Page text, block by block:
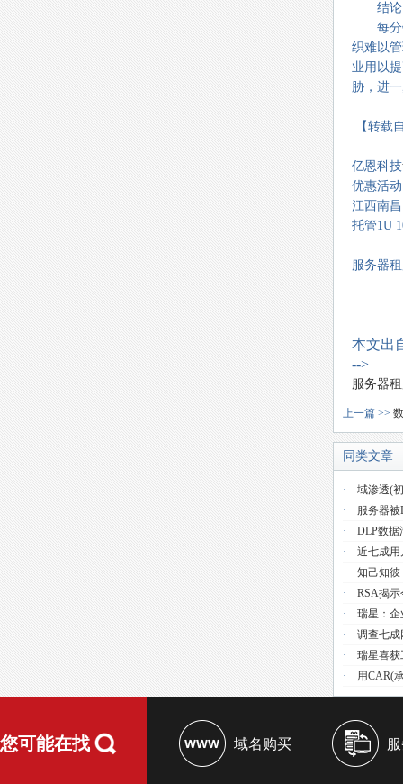
结论
每分钟
织难以
业用以
胁，进
【转载
亿恩科技
优惠活动
江西南
托管1U
服务器
本文出
-->
服务器
上一篇 >>
同类文章
· 域渗透(
· 服务器
· DLP数据
· 近七成用
· 知己知彼
· RSA揭
· 瑞星：企
· 调查七成
· 瑞星喜获
· 用CAR(
您可能在找 域名购买